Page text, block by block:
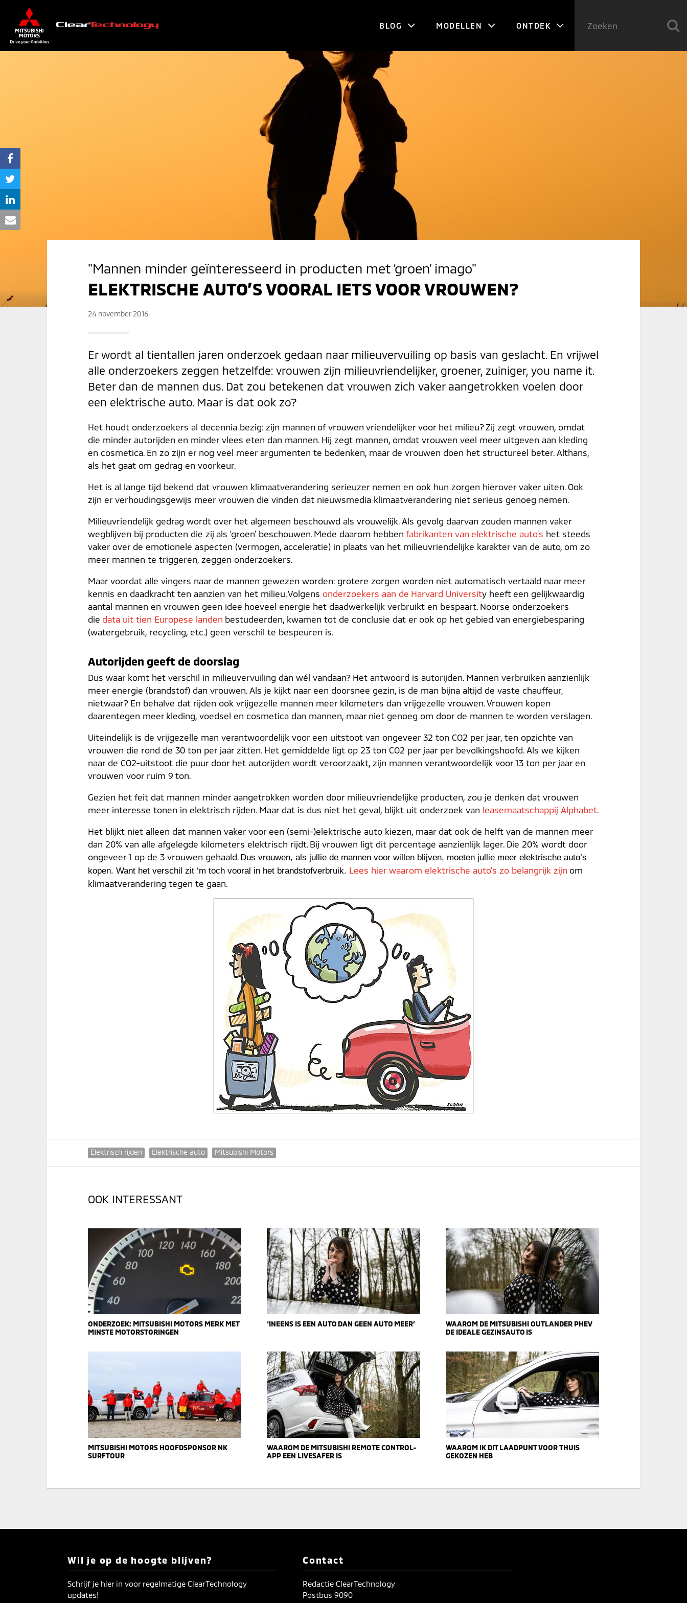
BLOG MODELLEN ONTDEK
"Mannen minder geïnteresseerd in producten met ‘groen’ imago"
ELEKTRISCHE AUTO’S VOORAL IETS VOOR VROUWEN?
24 november 2016
Er wordt al tientallen jaren onderzoek gedaan naar milieuvervuiling op basis van geslacht. En vrijwel
alle onderzoekers zeggen hetzelfde: vrouwen zijn milieuvriendelijker, groener, zuiniger, you name it.
Beter dan de mannen dus. Dat zou betekenen dat vrouwen zich vaker aangetrokken voelen door
een elektrische auto. Maar is dat ook zo?
Het houdt onderzoekers al decennia bezig: zijn mannen of vrouwen vriendelijker voor het milieu? Zij zegt vrouwen, omdat
die minder autorijden en minder vlees eten dan mannen. Hij zegt mannen, omdat vrouwen veel meer uitgeven aan kleding
en cosmetica. En zo zijn er nog veel meer argumenten te bedenken, maar de vrouwen doen het structureel beter. Althans,
als het gaat om gedrag en voorkeur.
Het is al lange tijd bekend dat vrouwen klimaatverandering serieuzer nemen en ook hun zorgen hierover vaker uiten. Ook
zijn er verhoudingsgewijs meer vrouwen die vinden dat nieuwsmedia klimaatverandering niet serieus genoeg nemen.
Milieuvriendelijk gedrag wordt over het algemeen beschouwd als vrouwelijk. Als gevolg daarvan zouden mannen vaker
wegblijven bij producten die zij als ‘groen’ beschouwen. Mede daarom hebben fabrikanten van elektrische auto’s het steeds
vaker over de emotionele aspecten (vermogen, acceleratie) in plaats van het milieuvriendelijke karakter van de auto, om zo
meer mannen te triggeren, zeggen onderzoekers.
Maar voordat alle vingers naar de mannen gewezen worden: grotere zorgen worden niet automatisch vertaald naar meer
kennis en daadkracht ten aanzien van het milieu.Volgens onderzoekers aan de Harvard University heeft een gelijkwaardig
aantal mannen en vrouwen geen idee hoeveel energie het daadwerkelijk verbruikt en bespaart. Noorse onderzoekers
die data uit tien Europese landen bestudeerden, kwamen tot de conclusie dat er ook op het gebied van energiebesparing
(watergebruik, recycling, etc.) geen verschil te bespeuren is.
Autorijden geeft de doorslag
Dus waar komt het verschil in milieuvervuiling dan wél vandaan? Het antwoord is autorijden. Mannen verbruiken aanzienlijk
meer energie (brandstof) dan vrouwen. Als je kijkt naar een doorsnee gezin, is de man bijna altijd de vaste chauffeur,
nietwaar? En behalve dat rijden ook vrijgezelle mannen meer kilometers dan vrijgezelle vrouwen. Vrouwen kopen
daarentegen meer kleding, voedsel en cosmetica dan mannen, maar niet genoeg om door de mannen te worden verslagen.
Uiteindelijk is de vrijgezelle man verantwoordelijk voor een uitstoot van ongeveer 32 ton CO2 per jaar, ten opzichte van
vrouwen die rond de 30 ton per jaar zitten. Het gemiddelde ligt op 23 ton CO2 per jaar per bevolkingshoofd. Als we kijken
naar de CO2-uitstoot die puur door het autorijden wordt veroorzaakt, zijn mannen verantwoordelijk voor 13 ton per jaar en
vrouwen voor ruim 9 ton.
Gezien het feit dat mannen minder aangetrokken worden door milieuvriendelijke producten, zou je denken dat vrouwen
meer interesse tonen in elektrisch rijden. Maar dat is dus niet het geval, blijkt uit onderzoek van leasemaatschappij Alphabet
Het blijkt niet alleen dat mannen vaker voor een (semi-)elektrische auto kiezen, maar dat ook de helft van de mannen meer
dan 20% van alle afgelegde kilometers elektrisch rijdt. Bij vrouwen ligt dit percentage aanzienlijk lager. Die 20% wordt door
ongeveer 1 op de 3 vrouwen gehaald. Dus vrouwen, als jullie de mannen voor willen blijven, moeten jullie meer elektrische auto’s
kopen. Want het verschil zit ‘m toch vooral in het brandstofverbruik. Lees hier waarom elektrische auto’s zo belangrijk zijn om
klimaatverandering tegen te gaan.
Elektrisch rijden Elektrische auto Mitsubishi Motors
OOK INTERESSANT
ONDERZOEK: MITSUBISHI MOTORS MERK MET
MINSTE MOTORSTORINGEN
‘INEENS IS EEN AUTO DAN GEEN AUTO MEER’
WAAROM DE MITSUBISHI OUTLANDER PHEV
DE IDEALE GEZINSAUTO IS
MITSUBISHI MOTORS HOOFDSPONSOR NK
SURFTOUR
WAAROM DE MITSUBISHI REMOTE CONTROL-
APP EEN LIVESAFER IS
WAAROM IK DIT LAADPUNT VOOR THUIS
GEKOZEN HEB
Wil je op de hoogte blijven?
Schrijf je hier in voor regelmatige ClearTechnology
updates!
Contact
Redactie ClearTechnology
Postbus 9090